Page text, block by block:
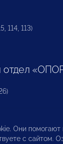
114, 113)
отдел
Они помогают
с сайтом.